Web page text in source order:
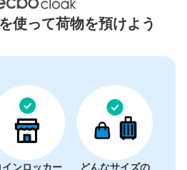
4件
使って荷物を預けよう
インロッカー どんなサイズの